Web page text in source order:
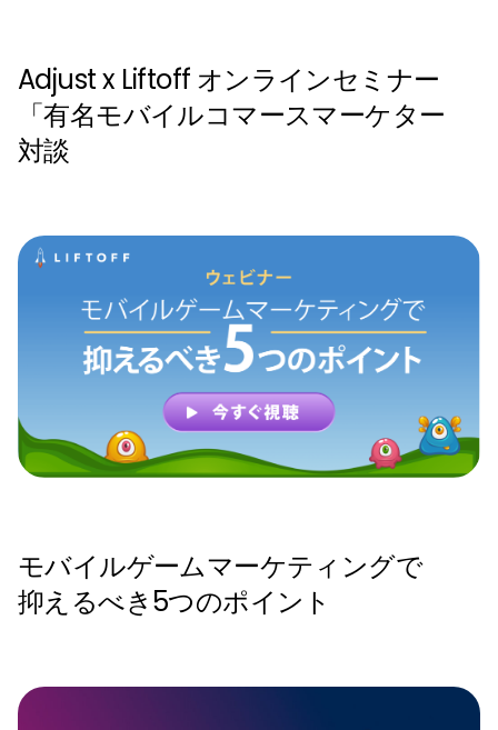
Adjust x Liftoff オンラインセミナー
「有名モバイルコマースマーケター
対談
モバイルゲームマーケティングで
抑えるべき5つのポイント